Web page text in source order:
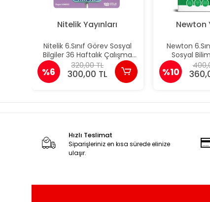
Nitelik Yayınları
Nitelik 6.Sınıf Görev Sosyal
Bilgiler 36 Haftalık Çalışma
Föyleri
%6
320,00 TL
300,00 TL
Newton
Newton
Sosyal
Kazanım
%10
Hızlı Teslimat
Siparişleriniz en kısa sürede elinize
ulaşır.